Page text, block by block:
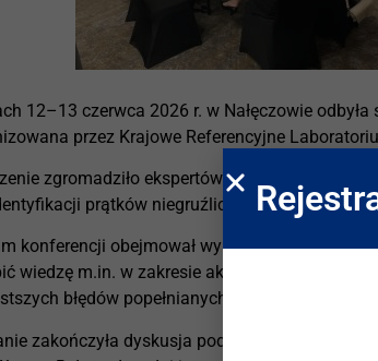
12–13 czerwca 2026 r. w Nałęczowie
przez Krajowe Referencyjne
zgromadziło ekspertów z całej Polski,
prątków niegruźliczych.
konferencji obejmował wykłady, sesje
wiedzę m.in. w zakresie aktualnych
błędów popełnianych podczas
zakończyła dyskusja podsumowująca z